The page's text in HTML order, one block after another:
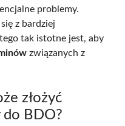
problemy.
z bardziej
tak istotne jest, aby
związanych z
złożyć
BDO?